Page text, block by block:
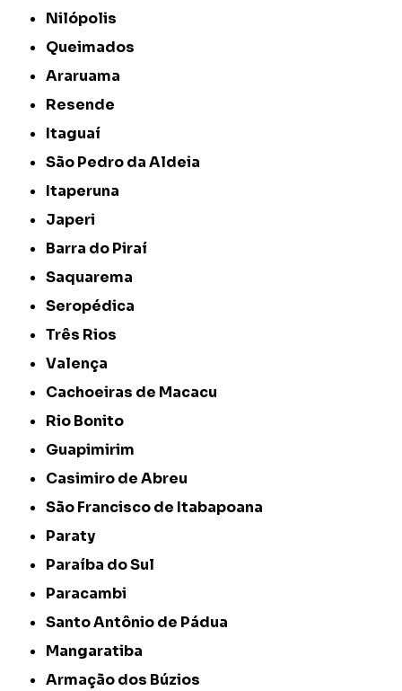
Nilópolis
Queimados
Araruama
Resende
Itaguaí
São Pedro da Aldeia
Itaperuna
Japeri
Barra do Piraí
Saquarema
Seropédica
Três Rios
Valença
Cachoeiras de Macacu
Rio Bonito
Guapimirim
Casimiro de Abreu
São Francisco de Itabapoana
Paraty
Paraíba do Sul
Paracambi
Santo Antônio de Pádua
Mangaratiba
Armação dos Búzios